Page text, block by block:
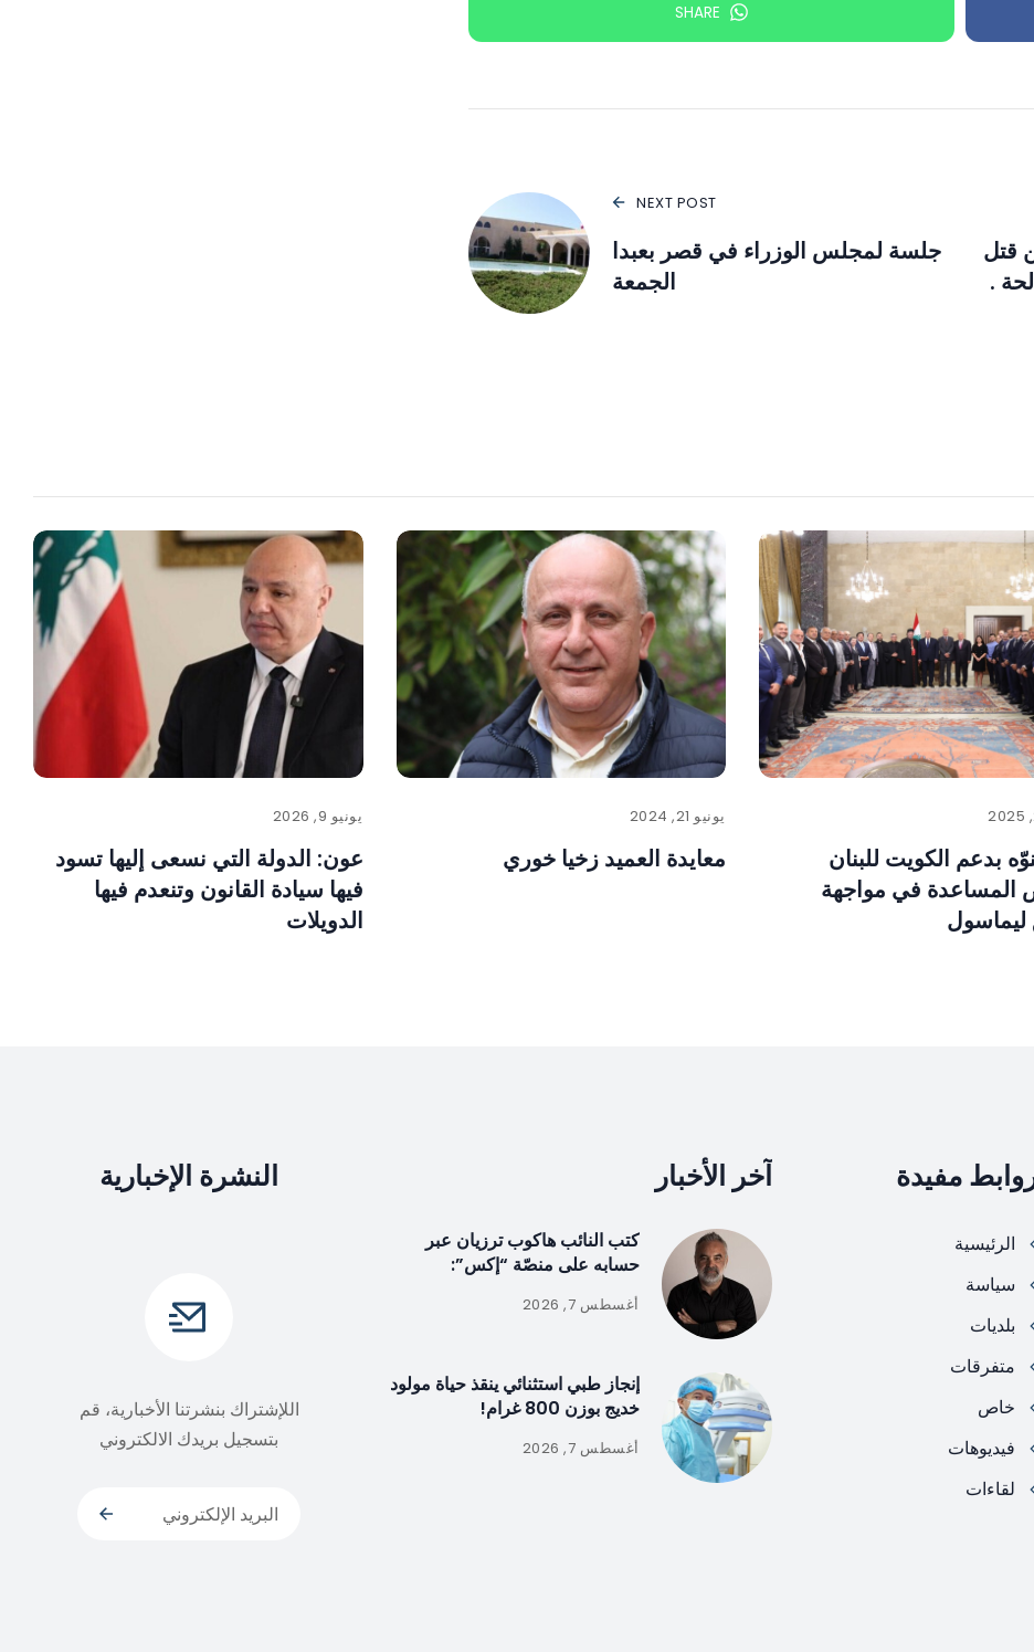
SHARE
قتل
.
NEXT POST
جلسة لمجلس الوزراء في قصر بعبدا
الجمعة
بدعم الكويت للبنان
المساعدة في مواجهة
ليماسول
يونيو 21, 2024
معايدة العميد زخيا خوري
يونيو 9, 2026
عون: الدولة التي نسعى إليها تسود
فيها سيادة القانون وتنعدم فيها
الدويلات
مفيدة
الرئيسية
سياسة
بلديات
متفرقات
خاص
فيديوهات
لقاءات
آخر الأخبار
كتب النائب هاكوب ترزيان عبر
حسابه على منصّة “إكس”:
أغسطس 7, 2026
إنجاز طبي استثنائي ينقذ حياة مولود
خديج بوزن 800 غرام!
أغسطس 7, 2026
النشرة الإخبارية
اللإشتراك بنشرتنا الأخبارية، قم
بتسجيل بريدك الالكتروني